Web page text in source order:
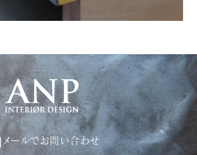
メールでお問い合わせ